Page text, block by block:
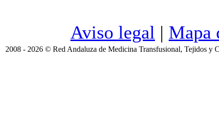
Aviso legal | Mapa
2008 - 2026 © Red Andaluza de Medicina Transfusional, Tejidos y